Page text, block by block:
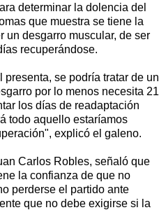
determinar la dolencia del
que muestra se tiene la
un desgarro muscular, de ser
recuperándose.
se podría tratar de un
por lo menos necesita 21
los días de readaptación
todo aquello estaríamos
explicó el galeno.
Carlos Robles, señaló que
la confianza de que no
perderse el partido ante
que no debe exigirse si la